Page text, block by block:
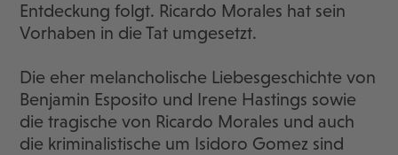
Entdeckung folgt. Ricardo Morales hat sein
Vorhaben in die Tat umgesetzt.
Die eher melancholische Liebesgeschichte von
Benjamin Esposito und Irene Hastings sowie
die tragische von Ricardo Morales und auch
die kriminalistische um Isidoro Gomez sind